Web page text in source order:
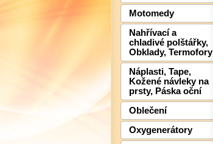
Motomedy
Nahřívací a
chladivé polštářky,
Obklady, Termofory
Náplasti, Tape,
Kožené návleky na
prsty, Páska oční
Oblečení
Oxygenerátory